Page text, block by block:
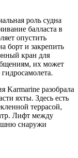
роль судна
балласта в
опустить
борт и закрепить
кран для
их может
Karmarine разобрала
яхты. Здесь есть
террасой,
Лифт между
снаружи